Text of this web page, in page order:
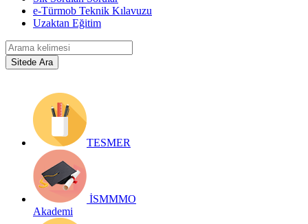
e-Türmob Teknik Kılavuzu
Uzaktan Eğitim
TESMER
İSMMMO
Akademi